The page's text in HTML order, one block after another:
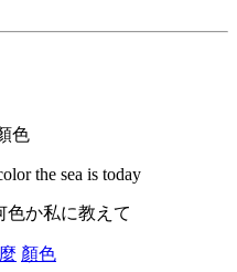
色
the sea is today
色か私に教えて
顏色